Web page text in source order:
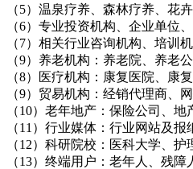
（5）温泉疗养、森林疗养、花
（6）专业投资机构、企业单位
（7）相关行业咨询机构、培训
（9）养老机构：养老院、养老
（8）医疗机构：康复医院、康
（9）贸易机构：经销代理商、
（10）老年地产：保险公司、
（11）行业媒体：行业网站及
（12）科研院校：医科大学、
（13）终端用户：老年人、残障